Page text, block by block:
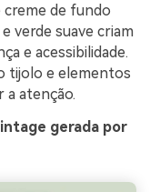
creme de fundo
verde suave criam
e acessibilidade.
tijolo e elementos
a atenção.
gerada por